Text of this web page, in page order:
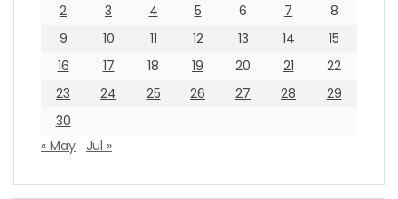
2
3 4 5 6 7
8
9
10 11 12 13 14
15
16
17 18 19 20 21
22
23
24 25 26 27 28
29
30
« May
Jul »